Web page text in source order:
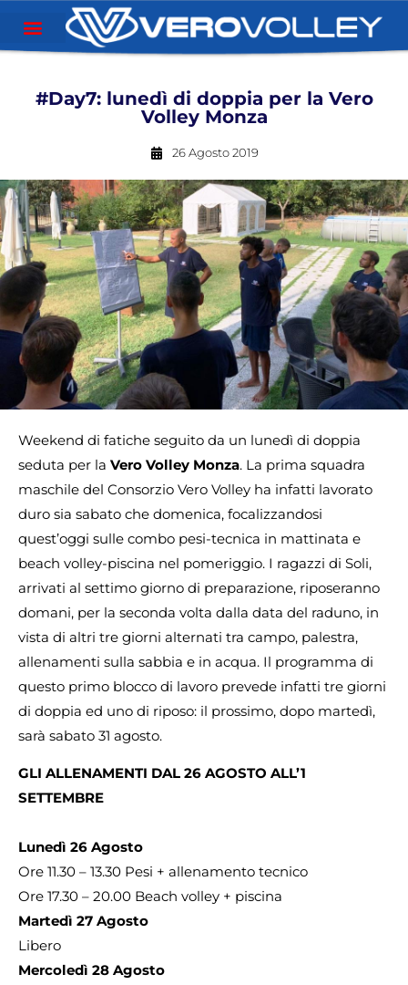
#Day7: lunedì di doppia per la Vero
Volley Monza
26 Agosto 2019
Weekend di fatiche seguito da un lunedì di doppia
seduta per la Vero Volley Monza. La prima squadra
maschile del Consorzio Vero Volley ha infatti lavorato
duro sia sabato che domenica, focalizzandosi
quest’oggi sulle combo pesi-tecnica in mattinata e
beach volley-piscina nel pomeriggio. I ragazzi di Soli,
arrivati al settimo giorno di preparazione, riposeranno
domani, per la seconda volta dalla data del raduno, in
vista di altri tre giorni alternati tra campo, palestra,
allenamenti sulla sabbia e in acqua. Il programma di
questo primo blocco di lavoro prevede infatti tre giorni
di doppia ed uno di riposo: il prossimo, dopo martedì,
sarà sabato 31 agosto.
GLI ALLENAMENTI DAL 26 AGOSTO ALL’1
SETTEMBRE
Lunedì 26 Agosto
Ore 11.30 – 13.30 Pesi + allenamento tecnico
Ore 17.30 – 20.00 Beach volley + piscina
Martedì 27 Agosto
Libero
Mercoledì 28 Agosto